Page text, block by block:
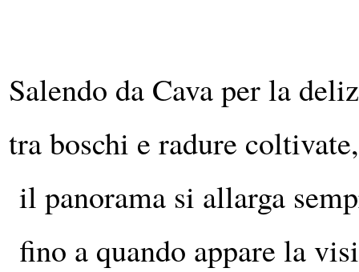
Salendo da Cava per la
tra boschi e radure coltivate,
il panorama si allarga
fino a quando appare la